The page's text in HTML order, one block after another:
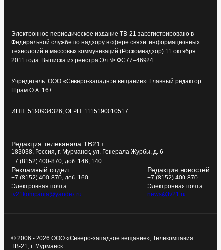
Электронное периодическое издание ТВ-21 зарегистрировано в
Федеральной службе по надзору в сфере связи, информационных
технологий и массовых коммуникаций (Роскомнадзор) 11 октября
2011 года. Выписка из реестра Эл № ФС77–46924.
Учредитель: ООО «Северо-западное вещание». Главный редактор:
Шрам О.А. 16+
ИНН: 5190934326, ОГРН: 1115190010517
Редакция телеканала ТВ21+
183038, Россия, г. Мурманск, ул. Генерала Журбы, д. 6
+7 (8152) 400-870, доб. 146, 140
Рекламный отдел
+7 (8152) 400-870, доб. 160
Электронная почта:
tv21kompania@yandex.ru
Редакция новостей
+7 (8152) 400-870
Электронная почта:
news@tv21.ru
© 2006 - 2026 ООО «Северо-западное вещание», Телекомпания
ТВ-21, г. Мурманск